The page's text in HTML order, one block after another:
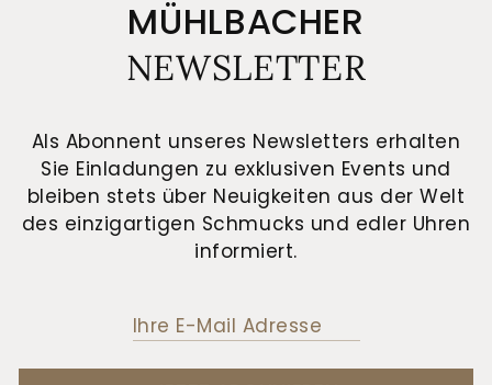
MÜHLBACHER
NEWSLETTER
Als Abonnent unseres Newsletters erhalten
Sie Einladungen zu exklusiven Events und
bleiben stets über Neuigkeiten aus der Welt
des einzigartigen Schmucks und edler Uhren
informiert.